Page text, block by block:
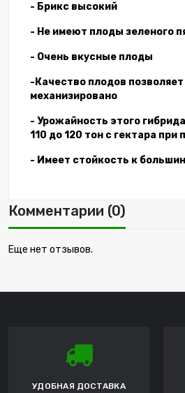
- Брикс высокий
- Не имеют плоды зеленого
- Очень вкусные плоды
-Качество плодов
механизировано
- Урожайность этого
110 до 120 тон с гектара при
- Имеет стойкость к
Комментарии (0)
Еще нет отзывов.
УДОБНАЯ ДОСТАВКА